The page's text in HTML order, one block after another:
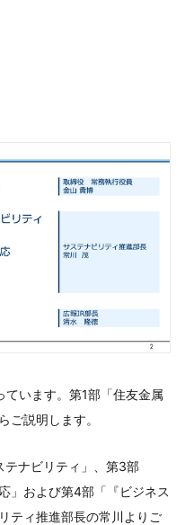
います。第1部「住友金属
ご説明します。
テナビリティ」、第3部
」および第4部「『ビジネス
ティ推進部長の常川よりご